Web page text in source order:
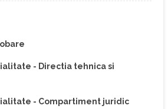
- Directia tehnica si
- Compartiment juridic